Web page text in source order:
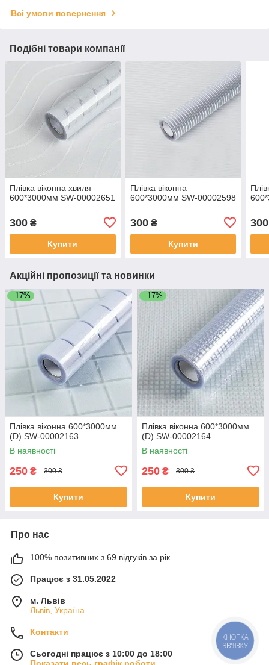
Всі умови повернення
Подібні товари компанії
Плівка віконна хвиля
600*3000мм SW-00002651
300 ₴
Купити
Плівка віконна
600*3000мм SW-00002598
300₴
Купити
300
Акційні пропозиції та новинки
–17%
Плівка віконна 600*3000мм
(D) SW-00002163
В наявності
250 ₴ 300 ₴
Купити
–17%
Плівка віконна 600*3000мм
(D) SW-00002164
В наявності
250 ₴ 300 ₴
Купити
Про нас
100% позитивних з 69 відгуків за рік
Працює з 31.05.2022
м. Львів
Львів, Україна
Контакти
Сьогодні працює з 10:00 до 18:00
КНОПКА
ЗВ'ЯЗКУ